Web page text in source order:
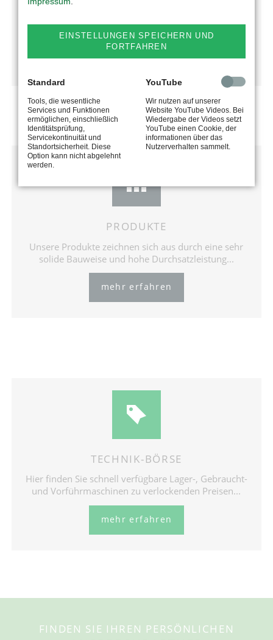
Produkten...
PRODUKTE
Unsere Produkte zeichnen sich aus durch eine sehr
solide Bauweise und hohe Durchsatzleistung...
mehr erfahren
TECHNIK-BÖRSE
Hier finden Sie schnell verfügbare Lager-, Gebraucht-
und Vorführmaschinen zu verlockenden Preisen...
mehr erfahren
FINDEN SIE IHREN PERSÖNLICHEN
EINSTELLUNGEN SPEICHERN UND
FORTFAHREN
Standard
Tools, die wesentliche
Services und Funktionen
ermöglichen, einschließlich
Identitätsprüfung,
Servicekontinuität und
Standortsicherheit. Diese
Option kann nicht abgelehnt
werden.
YouTube
Wir nutzen auf unserer
Website YouTube Videos. Bei
Wiedergabe der Videos setzt
YouTube einen Cookie, der
informationen über das
Nutzerverhalten sammelt.